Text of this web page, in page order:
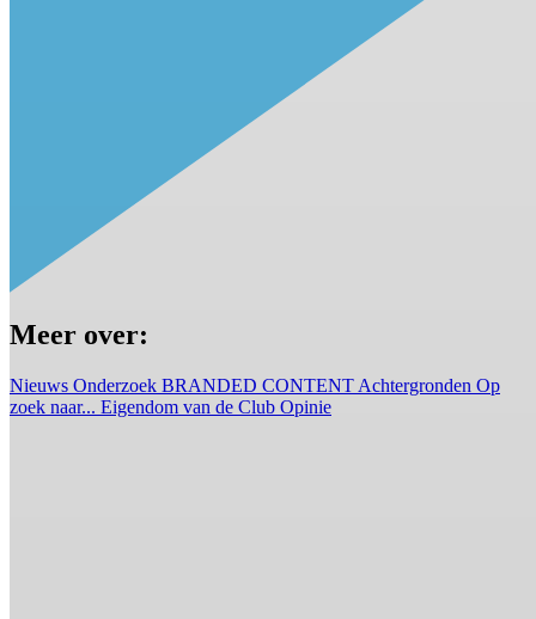
Meer over:
Nieuws Onderzoek BRANDED CONTENT Achtergronden Op
zoek naar... Eigendom van de Club Opinie